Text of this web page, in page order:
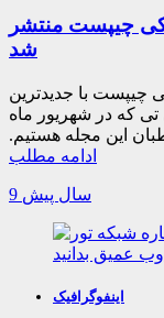
چیپست منتشر
شد
چیپست با جدیدترین
تی که در شهریور ماه
ادامه مطلب
9 سال پیش
اینفوگرافیک